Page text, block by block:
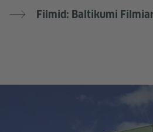
Filmid: Baltikumi